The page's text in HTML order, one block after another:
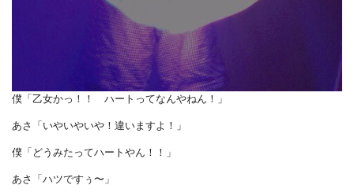
僕「乙女かっ！！ ハートってなんやねん！」
あさ「いやいやいや！違いますよ！」
僕「どうみたってハートやん！！」
あさ「ハツですぅ〜」